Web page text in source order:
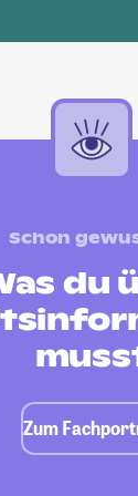
Schon
du
Zum